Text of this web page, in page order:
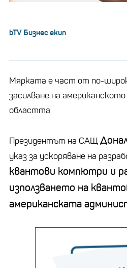
bTV Бизнес екип
Mярката е част от по-
засилване на
областта
Президентът на САЩ
указ за ускоряване на
квантови компютри и
използването на
американската